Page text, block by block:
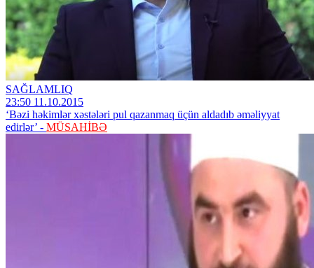
SAĞLAMLIQ
23:50 11.10.2015
‘Bəzi həkimlər xəstələri pul qazanmaq üçün aldadıb əməliyyat
edirlər’ - MÜSAHİBƏ